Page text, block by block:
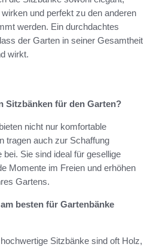
und perfekt zu den anderen
werden. Ein durchdachtes
der Garten in seiner Gesamtheit
wirkt.
Sitzbänken für den Garten?
nicht nur komfortable
tragen auch zur Schaffung
Sie sind ideal für gesellige
Momente im Freien und erhöhen
Gartens.
besten für Gartenbänke
Sitzbänke sind oft Holz,